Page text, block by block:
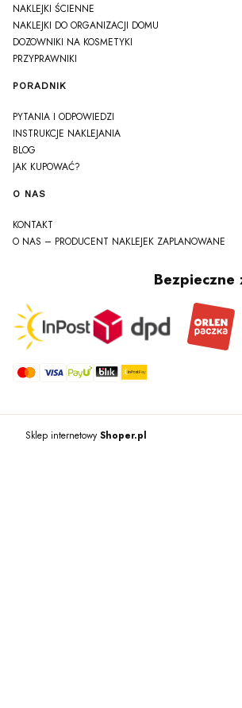
NAKLEJKI ŚCIENNE
NAKLEJKI DO ORGANIZACJI DOMU
DOZOWNIKI NA KOSMETYKI
PRZYPRAWNIKI
PORADNIK
PYTANIA I ODPOWIEDZI
INSTRUKCJE NAKLEJANIA
BLOG
JAK KUPOWAĆ?
O NAS
KONTAKT
O NAS – PRODUCENT NAKLEJEK ZAPLANOWANE
Sklep internetowyShoper.pl